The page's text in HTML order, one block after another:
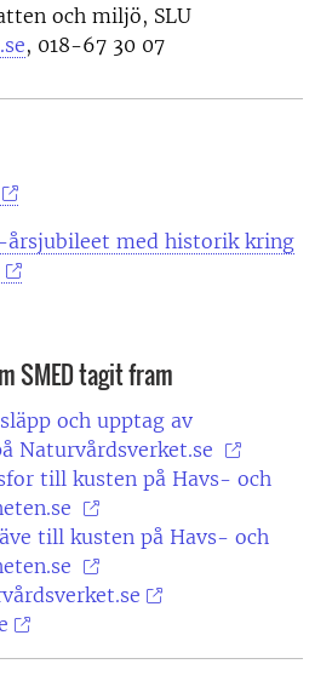
och miljö, SLU
, 018-67 30 07
årsjubileet med historik kring
SMED tagit fram
och upptag av
Naturvårdsverket.se
till kusten på Havs- och
till kusten på Havs- och